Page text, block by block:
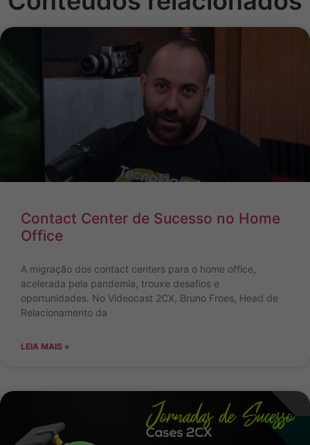
Contact Center de Sucesso no Home
Office
A migração dos contact centers para o home office,
acelerada pela pandemia, trouxe desafios e
oportunidades. No Videocast 2CX, Bruno Froes, Head de
Relacionamento da
LEIA MAIS »